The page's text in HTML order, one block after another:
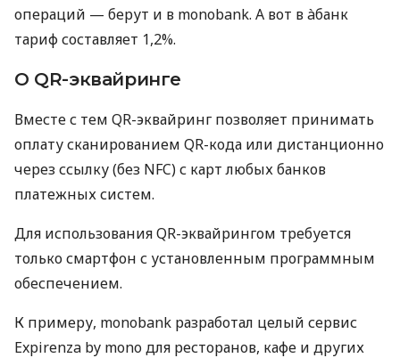
операций — берут и в monobank. А вот в àбанк
тариф составляет 1,2%.
О QR-эквайринге
Вместе с тем QR-эквайринг позволяет принимать
оплату сканированием QR-кода или дистанционно
через ссылку (без NFC) с карт любых банков
платежных систем.
Для использования QR-эквайрингом требуется
только смартфон с установленным программным
обеспечением.
К примеру, monobank разработал целый сервис
Expirenza by mono для ресторанов, кафе и других